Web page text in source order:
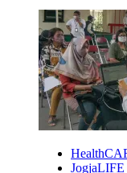
U-
19
di
JogjaLIFE